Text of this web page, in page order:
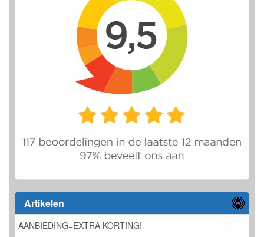
Artikelen
AANBIEDING=EXTRA KORTING!